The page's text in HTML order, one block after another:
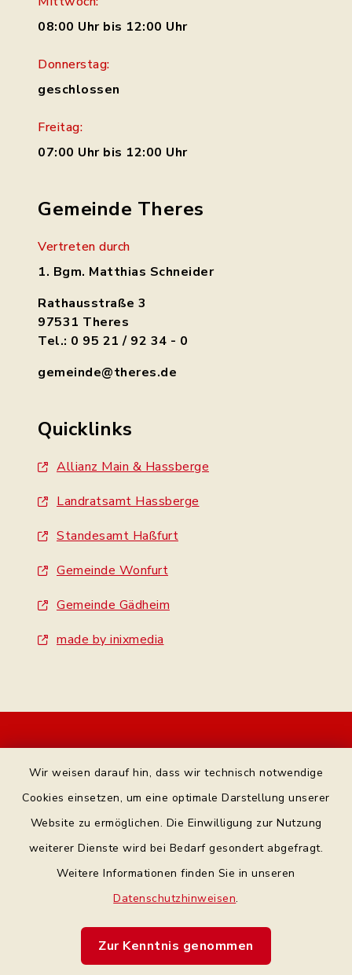
Wir weisen darauf hin, dass wir technisch notwendige
Cookies einsetzen, um eine optimale Darstellung unserer
Website zu ermöglichen. Die Einwilligung zur Nutzung
weiterer Dienste wird bei Bedarf gesondert abgefragt.
Weitere Informationen finden Sie in unseren
Datenschutzhinweisen.
Zur Kenntnis genommen
08:00 Uhr bis 12:00 Uhr
Donnerstag:
geschlossen
Freitag:
07:00 Uhr bis 12:00 Uhr
Gemeinde Theres
Vertreten durch
1. Bgm. Matthias Schneider
Rathausstraße 3
97531 Theres
Tel.: 0 95 21 / 92 34 - 0
gemeinde@theres.de
Quicklinks
Allianz Main & Hassberge
Landratsamt Hassberge
Standesamt Haßfurt
Gemeinde Wonfurt
Gemeinde Gädheim
made by inixmedia
Bankverbindung
Barrierefreiheit
Impressum